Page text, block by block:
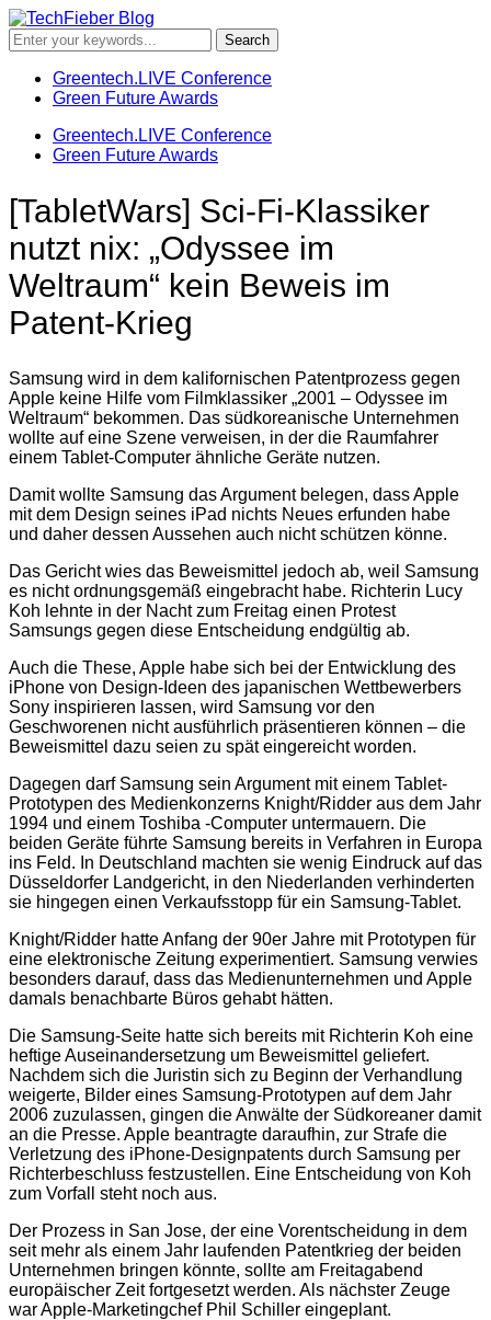
Greentech.LIVE Conference
Green Future Awards
Greentech.LIVE Conference
Green Future Awards
[TabletWars] Sci-Fi-Klassiker
nutzt nix: „Odyssee im
Weltraum“ kein Beweis im
Patent-Krieg
Samsung wird in dem kalifornischen Patentprozess gegen
Apple keine Hilfe vom Filmklassiker „2001 – Odyssee im
Weltraum“ bekommen. Das südkoreanische Unternehmen
wollte auf eine Szene verweisen, in der die Raumfahrer
einem Tablet-Computer ähnliche Geräte nutzen.
Damit wollte Samsung das Argument belegen, dass Apple
mit dem Design seines iPad nichts Neues erfunden habe
und daher dessen Aussehen auch nicht schützen könne.
Das Gericht wies das Beweismittel jedoch ab, weil Samsung
es nicht ordnungsgemäß eingebracht habe. Richterin Lucy
Koh lehnte in der Nacht zum Freitag einen Protest
Samsungs gegen diese Entscheidung endgültig ab.
Auch die These, Apple habe sich bei der Entwicklung des
iPhone von Design-Ideen des japanischen Wettbewerbers
Sony inspirieren lassen, wird Samsung vor den
Geschworenen nicht ausführlich präsentieren können – die
Beweismittel dazu seien zu spät eingereicht worden.
Dagegen darf Samsung sein Argument mit einem Tablet-
Prototypen des Medienkonzerns Knight/Ridder aus dem Jahr
1994 und einem Toshiba -Computer untermauern. Die
beiden Geräte führte Samsung bereits in Verfahren in Europa
ins Feld. In Deutschland machten sie wenig Eindruck auf das
Düsseldorfer Landgericht, in den Niederlanden verhinderten
sie hingegen einen Verkaufsstopp für ein Samsung-Tablet.
Knight/Ridder hatte Anfang der 90er Jahre mit Prototypen für
eine elektronische Zeitung experimentiert. Samsung verwies
besonders darauf, dass das Medienunternehmen und Apple
damals benachbarte Büros gehabt hätten.
Die Samsung-Seite hatte sich bereits mit Richterin Koh eine
heftige Auseinandersetzung um Beweismittel geliefert.
Nachdem sich die Juristin sich zu Beginn der Verhandlung
weigerte, Bilder eines Samsung-Prototypen auf dem Jahr
2006 zuzulassen, gingen die Anwälte der Südkoreaner damit
an die Presse. Apple beantragte daraufhin, zur Strafe die
Verletzung des iPhone-Designpatents durch Samsung per
Richterbeschluss festzustellen. Eine Entscheidung von Koh
zum Vorfall steht noch aus.
Der Prozess in San Jose, der eine Vorentscheidung in dem
seit mehr als einem Jahr laufenden Patentkrieg der beiden
Unternehmen bringen könnte, sollte am Freitagabend
europäischer Zeit fortgesetzt werden. Als nächster Zeuge
war Apple-Marketingchef Phil Schiller eingeplant.